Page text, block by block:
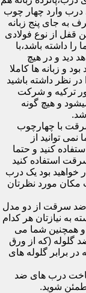
درب وارد چهار چوب
تایی در هر طرف به جای پنج زبانه
قفل از نوع فولادی
داشته باشد،با
دید و در هیچ
و زبانه ها کاملا
نظر داشته باشید
ترکیه و شرکت
و هیچ گونه
با چهارچوب
توانید از
کنید و حتما
استفاده کنید
خواهید بود یک درب
مکان مورد نظرتان
سرقت از دو مدل
به نیازتان هر کدام
و همچنین شما می
گلوله (که از ورق
برابر گلوله های
ساخت درب های ضد
شوید.